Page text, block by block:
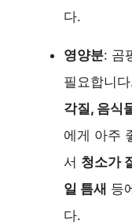
다.
영양분: 곰
필요합니
각질, 음식
에게 아주
서 청소가
일 틈새 등
다.